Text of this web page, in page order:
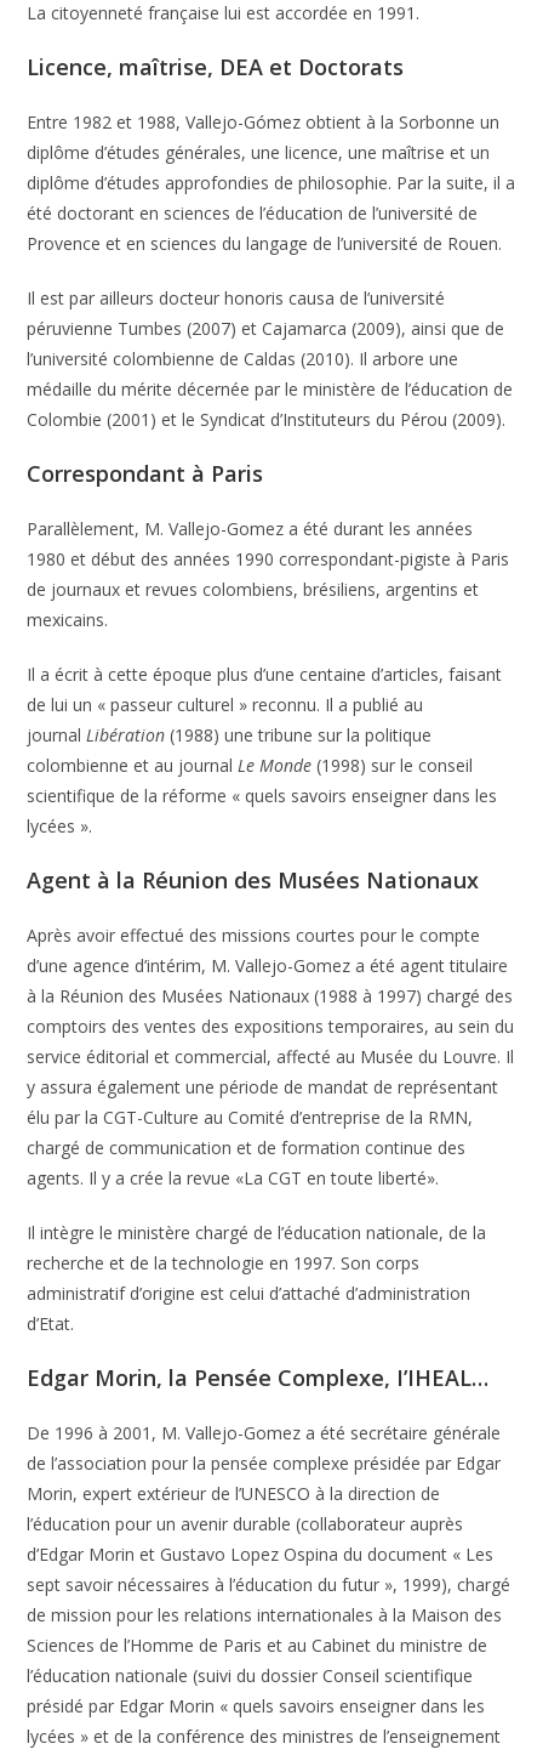
La citoyenneté française lui est accordée en 1991.
Licence, maîtrise, DEA et Doctorats
Entre 1982 et 1988, Vallejo-Gómez obtient à la Sorbonne un
diplôme d’études générales, une licence, une maîtrise et un
diplôme d’études approfondies de philosophie. Par la suite, il a
été doctorant en sciences de l’éducation de l’université de
Provence et en sciences du langage de l’université de Rouen.
Il est par ailleurs docteur honoris causa de l’université
péruvienne Tumbes (2007) et Cajamarca (2009), ainsi que de
l’université colombienne de Caldas (2010). Il arbore une
médaille du mérite décernée par le ministère de l’éducation de
Colombie (2001) et le Syndicat d’Instituteurs du Pérou (2009).
Correspondant à Paris
Parallèlement, M. Vallejo-Gomez a été durant les années
1980 et début des années 1990 correspondant-pigiste à Paris
de journaux et revues colombiens, brésiliens, argentins et
mexicains.
Il a écrit à cette époque plus d’une centaine d’articles, faisant
de lui un « passeur culturel » reconnu. Il a publié au
journalLibération(1988) une tribune sur la politique
colombienne et au journal Le Monde (1998) sur le conseil
scientifique de la réforme « quels savoirs enseigner dans les
lycées ».
Agent à la Réunion des Musées Nationaux
Après avoir effectué des missions courtes pour le compte
d’une agence d’intérim, M. Vallejo-Gomez a été agent titulaire
à la Réunion des Musées Nationaux (1988 à 1997) chargé des
comptoirs des ventes des expositions temporaires, au sein du
service éditorial et commercial, affecté au Musée du Louvre. Il
y assura également une période de mandat de représentant
élu par la CGT-Culture au Comité d’entreprise de la RMN,
chargé de communication et de formation continue des
agents. Il y a crée la revue «La CGT en toute liberté».
Il intègre le ministère chargé de l’éducation nationale, de la
recherche et de la technologie en 1997. Son corps
administratif d’origine est celui d’attaché d’administration
d’Etat.
Edgar Morin, la Pensée Complexe, I’IHEAL…
De 1996 à 2001, M. Vallejo-Gomez a été secrétaire générale
de l’association pour la pensée complexe présidée par Edgar
Morin, expert extérieur de l’UNESCO à la direction de
l’éducation pour un avenir durable (collaborateur auprès
d’Edgar Morin et Gustavo Lopez Ospina du document « Les
sept savoir nécessaires à l’éducation du futur », 1999), chargé
de mission pour les relations internationales à la Maison des
Sciences de l’Homme de Paris et au Cabinet du ministre de
l’éducation nationale (suivi du dossier Conseil scientifique
présidé par Edgar Morin « quels savoirs enseigner dans les
lycées » et de la conférence des ministres de l’enseignement